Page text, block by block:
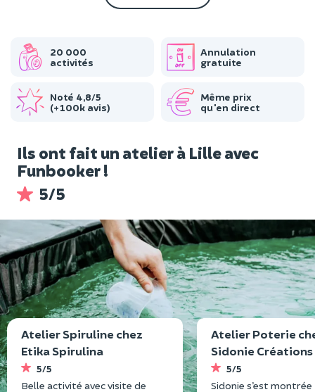
20 000
activités
Annulation
gratuite
Noté 4,8/5
(+100k avis)
Même prix
qu'en direct
Ils ont fait un atelier à Lille avec
Funbooker !
5/5
Atelier Spiruline chez
Etika Spirulina
5/5
Belle activité avec visite de
Atelier Poterie
Sidonie Créations
5/5
Sidonie s’est montrée